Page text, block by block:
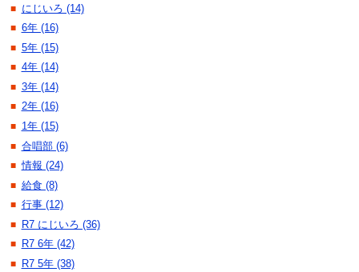
■ にじいろ (14)
■ 6年 (16)
■ 5年 (15)
■ 4年 (14)
■ 3年 (14)
■ 2年 (16)
■ 1年 (15)
■ 合唱部 (6)
■ 情報 (24)
■ 給食 (8)
■ 行事 (12)
■ R7 にじいろ (36)
■ R7 6年 (42)
■ R7 5年 (38)